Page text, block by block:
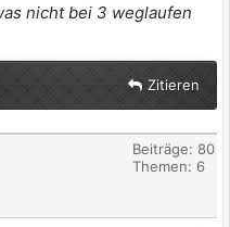
nicht bei 3 weglaufen
Zitieren
Beiträge: 80
Themen: 6